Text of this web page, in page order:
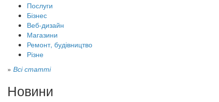
Послуги
Бізнес
Веб-дизайн
Магазини
Ремонт, будівництво
Різне
» Всі статті
Новини